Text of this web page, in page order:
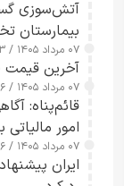
آتش‌سوزی
بیمارستان
۰۷ مرداد ۱۴۰۵ / ۱۳:۰۳
آخرین قیمت طلا،
۰۷ مرداد ۱۴۰۵ / ۱۱:۴۶
قائم‌پناه:
امور مالیاتی
۰۷ مرداد ۱۴۰۵ / ۰۹:۲۶
ایران